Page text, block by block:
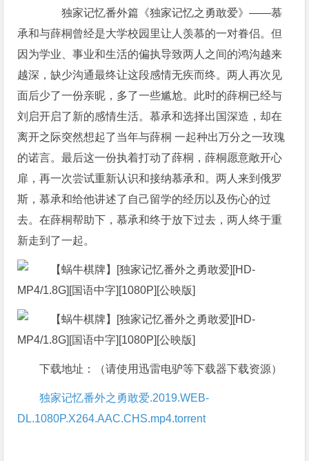
独家记忆番外篇《独家记忆之勇敢爱》——慕
承和与薛桐曾经是大学校园里让人羡慕的一对眷侣。但
因为学业、事业和生活的偏执导致两人之间的鸿沟越来
越深，缺少沟通最终让这段感情无疾而终。两人再次见
面后少了一份亲昵，多了一些尴尬。此时的薛桐已经与
刘启开启了新的感情生活。慕承和选择出国深造，却在
离开之际突然想起了当年与薛桐 一起种出万分之一玫瑰
的诺言。最后这一份执着打动了薛桐，薛桐愿意敞开心
扉，再一次尝试重新认识和接纳慕承和。两人来到俄罗
斯，慕承和给他讲述了自己留学的经历以及伤心的过
去。在薛桐帮助下，慕承和终于放下过去，两人终于重
新走到了一起。
下载地址：（请使用迅雷电驴等下载器下载资源）
独家记忆番外之勇敢爱.2019.WEB-
DL.1080P.X264.AAC.CHS.mp4.torrent